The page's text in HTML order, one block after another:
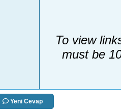
To view
must be
Yeni Cevap